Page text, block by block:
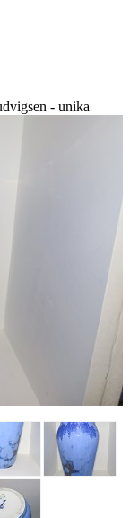
- unika